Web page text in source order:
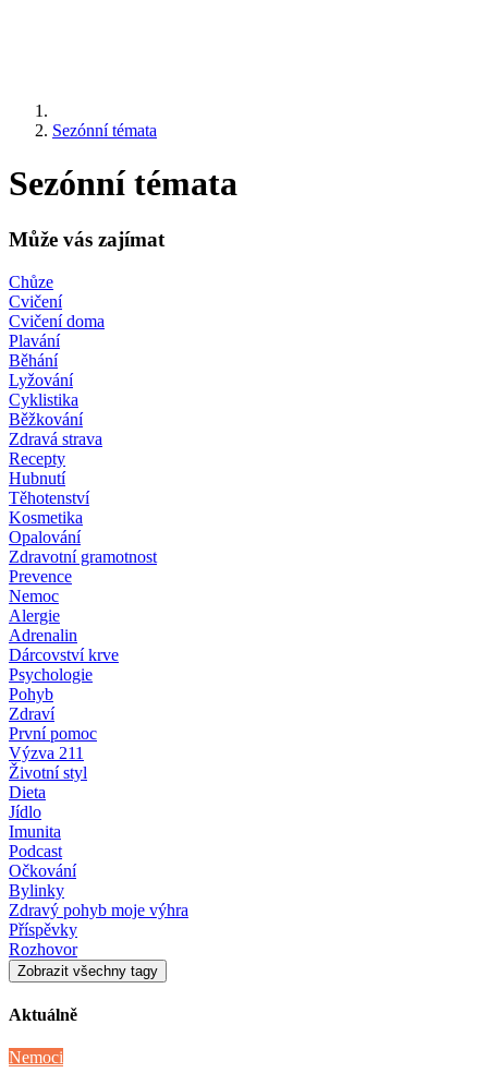
Sezónní témata
Sezónní témata
Může vás zajímat
Chůze
Cvičení
Cvičení doma
Plavání
Běhání
Lyžování
Cyklistika
Běžkování
Zdravá strava
Recepty
Hubnutí
Těhotenství
Kosmetika
Opalování
Zdravotní gramotnost
Prevence
Nemoc
Alergie
Adrenalin
Dárcovství krve
Psychologie
Pohyb
Zdraví
První pomoc
Výzva 211
Životní styl
Dieta
Jídlo
Imunita
Podcast
Očkování
Bylinky
Zdravý pohyb moje výhra
Příspěvky
Rozhovor
Zobrazit všechny tagy
Aktuálně
Nemoci